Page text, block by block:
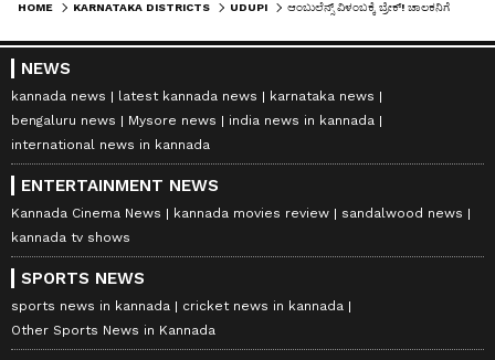
HOME KARNATAKA DISTRICTS UDUPI
NEWS
kannada news latest kannada news
karnataka news
bengaluru news
Mysore news
india news in kannada
international news in kannada
ENTERTAINMENT NEWS
Kannada Cinema News kannada movies review
sandalwood news
kannada tv shows
SPORTS NEWS
sports news in kannada
cricket news in kannada
Other Sports News in Kannada